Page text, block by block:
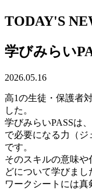
TODAY'S
学びみらい
2026.05.16
高1の生徒・保護者
した。
学びみらいPASSは
で必要になる力（ジ
です。
そのスキルの意味
どについて学びまし
ワークシートには